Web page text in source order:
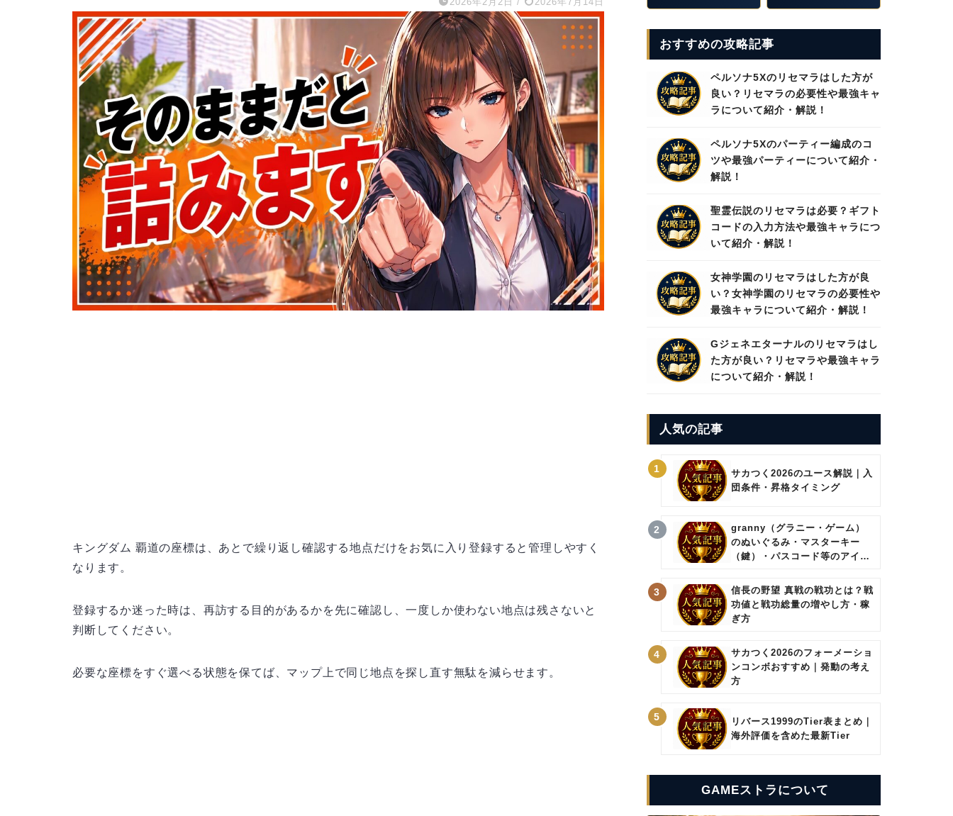
キングダム 覇道の座標は、あとで繰り返し確認する地点だけをお気に入り登録すると管理しやすく
なります。
登録するか迷った時は、再訪する目的があるかを先に確認し、一度しか使わない地点は残さないと
判断してください。
必要な座標をすぐ選べる状態を保てば、マップ上で同じ地点を探し直す無駄を減らせます。
おすすめの攻略記事
ペルソナ5Xのリセマラはした方が
良い？リセマラの必要性や最強キャ
ラについて紹介・解説！
ペルソナ5Xのパーティー編成のコ
ツや最強パーティーについて紹介・
解説！
聖霊伝説のリセマラは必要？ギフト
コードの入力方法や最強キャラにつ
いて紹介・解説！
女神学園のリセマラはした方が良
い？女神学園のリセマラの必要性や
最強キャラについて紹介・解説！
Gジェネエターナルのリセマラはし
た方が良い？リセマラや最強キャラ
について紹介・解説！
人気の記事
1
サカつく2026のユース解説｜入
団条件・昇格タイミング
2
granny（グラニー・ゲーム）
のぬいぐるみ・マスターキー
（鍵）・パスコード等のアイテ
3
信長の野望 真戦の戦功とは？戦
功値と戦功総量の増やし方・稼
ぎ方
4
サカつく2026のフォーメーショ
ンコンボおすすめ｜発動の考え
方
5
リバース1999のTier表まとめ｜
海外評価を含めた最新Tier
GAMEストラについて